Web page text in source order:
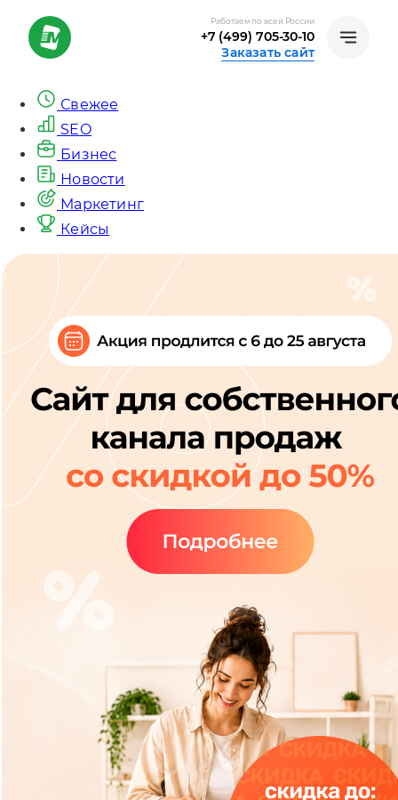
Работаем по всей России
+7 (499) 705-30-10
Заказать сайт
Свежее
SEO
Бизнес
Новости
Маркетинг
Кейсы